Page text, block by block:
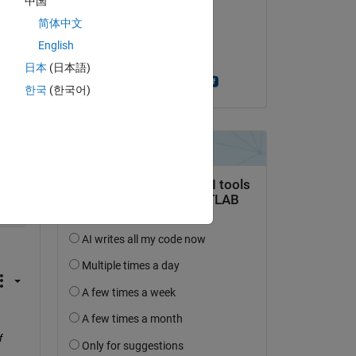
le 14 Sep 2018
Acceptée :
简体中文
English
日本 (日本語)
한국 (한국어)